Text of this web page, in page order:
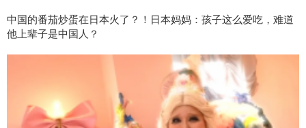
中国的番茄炒蛋在日本火了？！日本妈妈：孩子这么爱吃，难道
他上辈子是中国人？